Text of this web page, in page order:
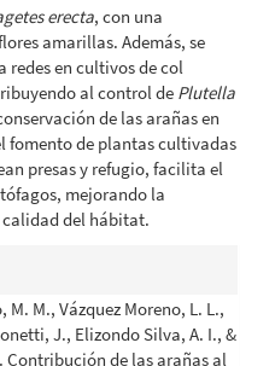
erecta, con una
amarillas. Además, se
redes en cultivos de col
al control de Plutella
de las arañas en
fomento de plantas cultivadas
presas y refugio, facilita el
mejorando la
del hábitat.
M., Vázquez Moreno, L. L.,
J., Elizondo Silva, A. I., &
Contribución de las arañas al